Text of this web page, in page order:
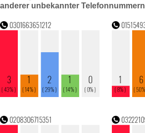
anderer unbekannter Telefonnummern